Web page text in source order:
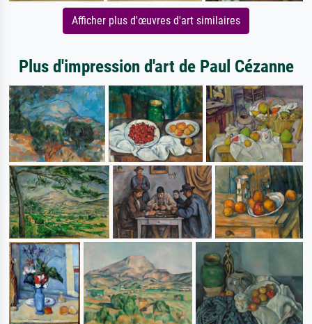
Afficher plus d'œuvres d'art similaires
Plus d'impression d'art de Paul Cézanne